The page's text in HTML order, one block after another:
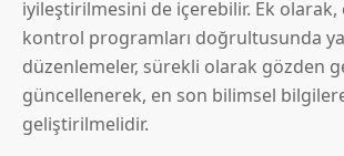
iyileştirilmesini de içerebilir. Ek
kontrol programları doğrultusunda
düzenlemeler, sürekli olarak gözden
güncellenerek, en son bilimsel
geliştirilmelidir.